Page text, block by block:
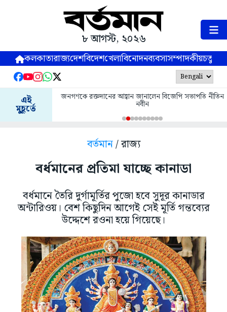
৮ আগস্ট, ২০২৬
কলকাতারাজ্যদেশবিদেশখেলাবিনোদনব্যবসাসম্পাদকীয়
এই
মুহূর্তে
জনগণকে রক্তদানের আহ্বান জানালেন বিজেপি সভাপতি নীতিন
নবীন
বর্তমান/ রাজ্য
বর্ধমানের প্রতিমা যাচ্ছে কানাডা
বর্ধমানে তৈরি দুর্গামূর্তির পুজো হবে সুদূর কানাডার
অন্টারিওয়। বেশ কিছুদিন আগেই সেই মূর্তি গন্তব্যের
উদ্দেশে রওনা হয়ে গিয়েছে।